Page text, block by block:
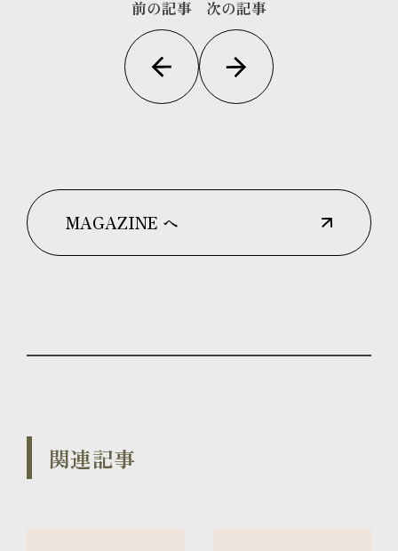
前の記事 次の記事
MAGAZINE へ
関連記事